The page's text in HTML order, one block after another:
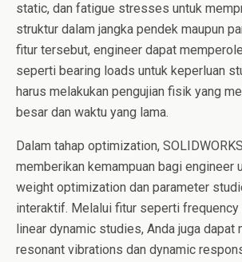
static, dan fatigue stresses untuk
struktur dalam jangka pendek maupun
fitur tersebut, engineer dapat
seperti bearing loads untuk keperluan
harus melakukan pengujian fisik yang
besar dan waktu yang lama.
Dalam tahap optimization,
memberikan kemampuan bagi engineer
weight optimization dan parameter
interaktif. Melalui fitur seperti frequency
linear dynamic studies, Anda juga dapat
resonant vibrations dan dynamic